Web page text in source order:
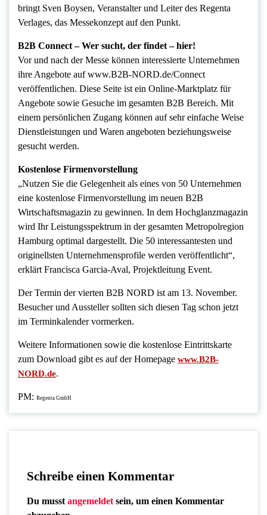
bringt Sven Boysen, Veranstalter und Leiter des Regenta
Verlages, das Messekonzept auf den Punkt.
B2B Connect – Wer sucht, der findet – hier!
Vor und nach der Messe können interessierte Unternehmen
ihre Angebote auf www.B2B-NORD.de/Connect
veröffentlichen. Diese Seite ist ein Online-Marktplatz für
Angebote sowie Gesuche im gesamten B2B Bereich. Mit
einem persönlichen Zugang können auf sehr einfache Weise
Dienstleistungen und Waren angeboten beziehungsweise
gesucht werden.
Kostenlose Firmenvorstellung
„Nutzen Sie die Gelegenheit als eines von 50 Unternehmen
eine kostenlose Firmenvorstellung im neuen B2B
Wirtschaftsmagazin zu gewinnen. In dem Hochglanzmagazin
wird Ihr Leistungsspektrum in der gesamten Metropolregion
Hamburg optimal dargestellt. Die 50 interessantesten und
originellsten Unternehmensprofile werden veröffentlicht“,
erklärt Francisca Garcia-Aval, Projektleitung Event.
Der Termin der vierten B2B NORD ist am 13. November.
Besucher und Aussteller sollten sich diesen Tag schon jetzt
im Terminkalender vormerken.
Weitere Informationen sowie die kostenlose Eintrittskarte
zum Download gibt es auf der Homepage www.B2B-
NORD.de.
PM: Regenta GmbH
Schreibe einen Kommentar
Du musst angemeldet sein, um einen Kommentar